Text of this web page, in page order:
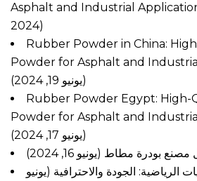
Asphalt and Industrial
2024)
Rubber Powder in China:
Powder for Asphalt and
(يونيو 19, 2024)
Rubber Powder Egypt: High-
Powder for Asphalt and
(يونيو 17, 2024)
مصنع بودرة مطاط (يونيو 16, 2024)
الرياضية: الجودة والاحترافية (يونيو